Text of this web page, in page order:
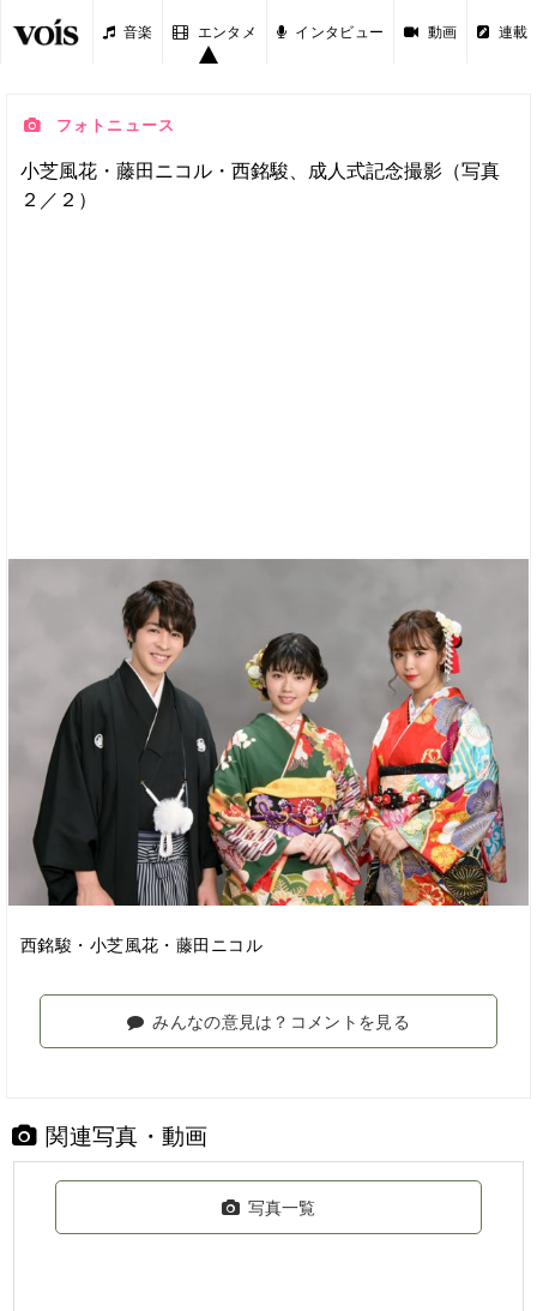
音楽 エンタメ インタビュー 動画 連載
フォトニュース
小芝風花・藤田ニコル・西銘駿、成人式記念撮影（写真
２／２）
西銘駿・小芝風花・藤田ニコル
みんなの意見は？コメントを見る
関連写真・動画
写真一覧